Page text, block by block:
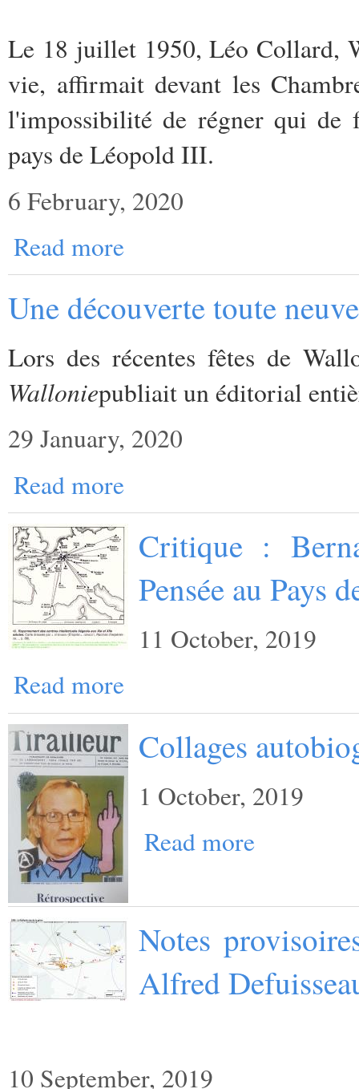
Le 18 juillet 1950, Léo Collard,
vie, affirmait devant les
l'impossibilité de régner qui de
pays de Léopold III.
6 February, 2020
Read more
Une découverte toute
Lors des récentes fêtes de
Walloniepubliait un éditorial
29 January, 2020
Read more
Critique :
Pensée au Pays
11 October, 2019
Read more
Collages
1 October, 2019
Read more
Notes
Alfred
10 September, 2019